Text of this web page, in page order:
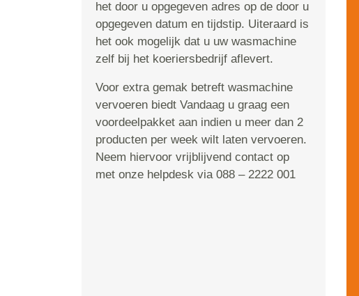
het door u opgegeven adres op de door u
opgegeven datum en tijdstip. Uiteraard is
het ook mogelijk dat u uw wasmachine
zelf bij het koeriersbedrijf aflevert.
Voor extra gemak betreft wasmachine
vervoeren biedt Vandaag u graag een
voordeelpakket aan indien u meer dan 2
producten per week wilt laten vervoeren.
Neem hiervoor vrijblijvend contact op
met onze helpdesk via 088 – 2222 001